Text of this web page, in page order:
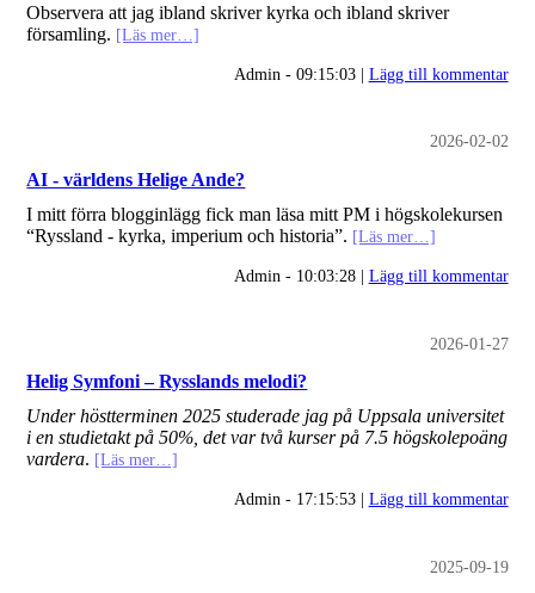
Observera att jag ibland skriver kyrka och ibland skriver
församling. [Läs mer…]
Admin - 09:15:03 | Lägg till kommentar
2026-02-02
AI - världens Helige Ande?
I mitt förra blogginlägg fick man läsa mitt PM i högskolekursen
“Ryssland - kyrka, imperium och historia”. [Läs mer…]
Admin - 10:03:28 | Lägg till kommentar
2026-01-27
Helig Symfoni – Rysslands melodi?
Under höstterminen 2025 studerade jag på Uppsala universitet
i en studietakt på 50%, det var två kurser på 7.5 högskolepoäng
vardera. [Läs mer…]
Admin - 17:15:53 | Lägg till kommentar
2025-09-19